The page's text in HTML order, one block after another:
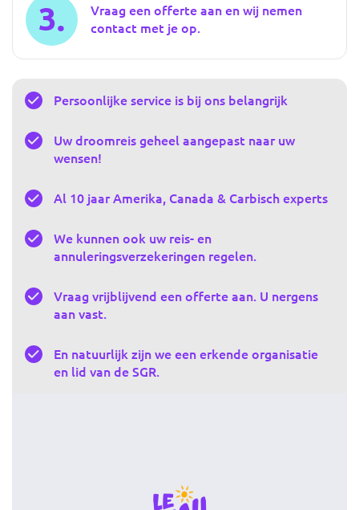
3.
Vraag een offerte aan en wij nemen
contact met je op.
Persoonlijke service is bij ons belangrijk
Uw droomreis geheel aangepast naar uw
wensen!
Al 10 jaar Amerika, Canada & Carbisch experts
We kunnen ook uw reis- en
annuleringsverzekeringen regelen.
Vraag vrijblijvend een offerte aan. U nergens
aan vast.
En natuurlijk zijn we een erkende organisatie
en lid van de SGR.